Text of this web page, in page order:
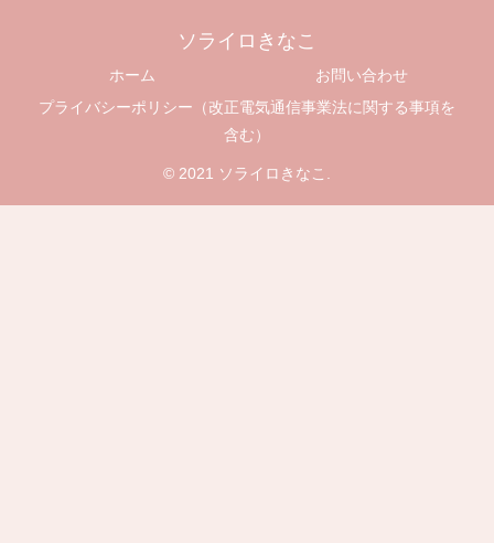
ソライロきなこ
ホーム
お問い合わせ
プライバシーポリシー（改正電気通信事業法に関する事項を
含む）
© 2021 ソライロきなこ.